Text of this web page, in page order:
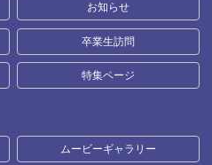
お知らせ
卒業生訪問
特集ページ
ムービーギャラリー